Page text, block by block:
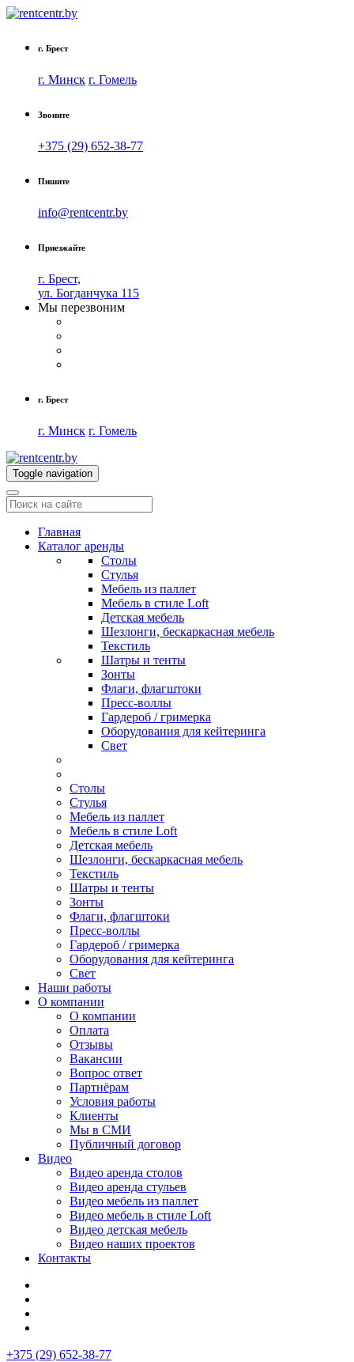
г. Брест
г. Минск г. Гомель
Звоните
+375 (29) 652-38-77
Пишите
info@rentcentr.by
Приезжайте
г. Брест,
ул. Богданчука 115
Мы перезвоним
г. Брест
г. Минск г. Гомель
Toggle navigation
Главная
Каталог аренды
Столы
Стулья
Мебель из паллет
Мебель в стиле Loft
Детская мебель
Шезлонги, бескаркасная мебель
Текстиль
Шатры и тенты
Зонты
Флаги, флагштоки
Пресс-воллы
Гардероб / гримерка
Оборудования для кейтеринга
Свет
Столы
Стулья
Мебель из паллет
Мебель в стиле Loft
Детская мебель
Шезлонги, бескаркасная мебель
Текстиль
Шатры и тенты
Зонты
Флаги, флагштоки
Пресс-воллы
Гардероб / гримерка
Оборудования для кейтеринга
Свет
Наши работы
О компании
О компании
Оплата
Отзывы
Вакансии
Вопрос ответ
Партнёрам
Условия работы
Клиенты
Мы в СМИ
Публичный договор
Видео
Видео аренда столов
Видео аренда стульев
Видео мебель из паллет
Видео мебель в стиле Loft
Видео детская мебель
Видео наших проектов
Контакты
+375 (29) 652-38-77